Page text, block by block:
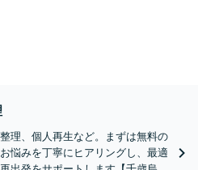
理、個人再生など。まずは無料の
悩みを丁寧にヒアリングし、最適